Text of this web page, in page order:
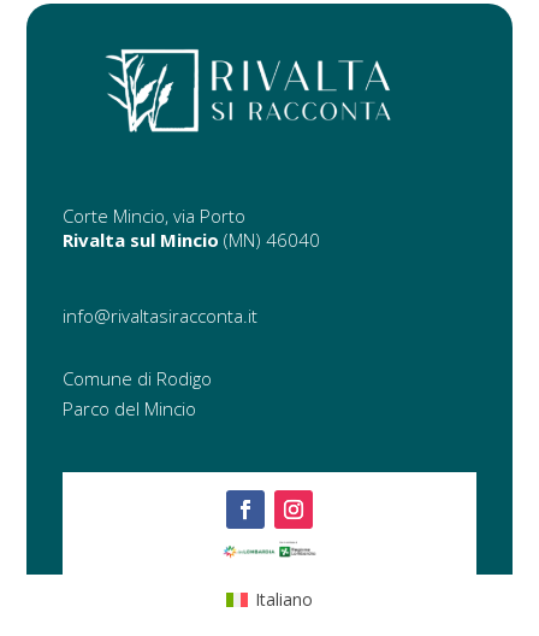
Corte Mincio, via Porto
Rivalta sul Mincio (MN) 46040
info@rivaltasiracconta.it
Comune di Rodigo
Parco del Mincio
Italiano